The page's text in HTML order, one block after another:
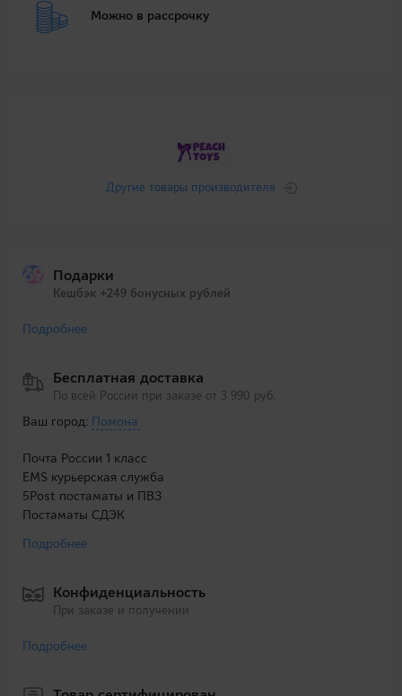
Можно в рассрочку
Другие товары производителя
Подарки
Кешбэк +249 бонусных рублей
Подробнее
Бесплатная доставка
По всей России при заказе от 3 990 руб.
Ваш город: Помона
Почта России 1 класс
EMS курьерская служба
5Post постаматы и ПВЗ
Постаматы СДЭК
Подробнее
Конфиденциальность
При заказе и получении
Подробнее